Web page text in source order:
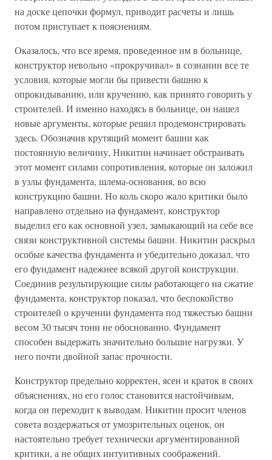
на доске цепочки формул, приводит расчеты и лишь
потом приступает к пояснениям.
Оказалось, что все время, проведенное им в больнице,
конструктор невольно «прокручивал» в сознании все те
условия, которые могли бы привести башню к
опрокидыванию, или кручению, как принято говорить у
строителей. И именно находясь в больнице, он нашел
новые аргументы, которые решил продемонстрировать
здесь. Обозначив крутящий момент башни как
постоянную величину, Никитин начинает обстраивать
этот момент силами сопротивления, которые он заложил
в узлы фундамента, шлема-основания, во всю
конструкцию башни. Но коль скоро жало критики было
направлено отдельно на фундамент, конструктор
выделил его как основной узел, замыкающий на себе все
связи конструктивной системы башни. Никитин раскрыл
особые качества фундамента и убедительно доказал, что
его фундамент надежнее всякой другой конструкции.
Соединив результирующие силы работающего на сжатие
фундамента, конструктор показал, что беспокойство
строителей о кручении фундамента под тяжестью башни
весом 30 тысяч тонн не обоснованно. Фундамент
способен выдержать значительно большие нагрузки. У
него почти двойной запас прочности.
Конструктор предельно корректен, ясен и краток в своих
объяснениях, но его голос становится настойчивым,
когда он переходит к выводам. Никитин просит членов
совета воздержаться от умозрительных оценок, он
настоятельно требует технически аргументированной
критики, а не общих интуитивных соображений.